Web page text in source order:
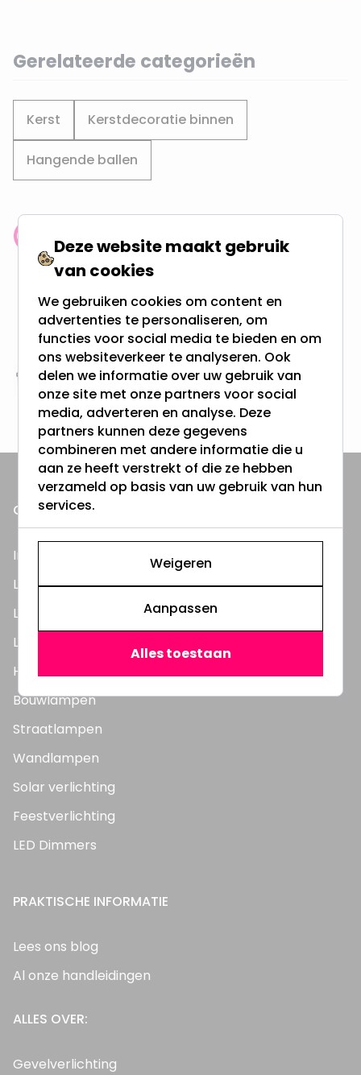
Gerelateerde categorieën
Kerst Kerstdecoratie binnen
Hangende ballen
Klantenbeoordeling: 9.4/10
meer dan 100.000 klanten gingen u voor
Gratis verzending + snel geleverd
Vanaf EUR100,- naar NL & BE
& 100 dagen recht op retour
Altijd uit eigen voorraad
3000m2 - 60.000+ Producten
ONZE PRODUCTEN
Inbouwspots
LED Lampen
LED TL Buizen
LED Panelen
Highbay's / Ufo's
Bouwlampen
Straatlampen
Wandlampen
Solar verlichting
Feestverlichting
LED Dimmers
PRAKTISCHE INFORMATIE
Lees ons blog
Al onze handleidingen
ALLES OVER:
Gevelverlichting
Deze website maakt gebruik
van cookies
We gebruiken cookies om content en
advertenties te personaliseren, om
functies voor social media te bieden en om
ons websiteverkeer te analyseren. Ook
delen we informatie over uw gebruik van
onze site met onze partners voor social
media, adverteren en analyse. Deze
partners kunnen deze gegevens
combineren met andere informatie die u
aan ze heeft verstrekt of die ze hebben
verzameld op basis van uw gebruik van hun
services.
Weigeren
Aanpassen
Alles toestaan